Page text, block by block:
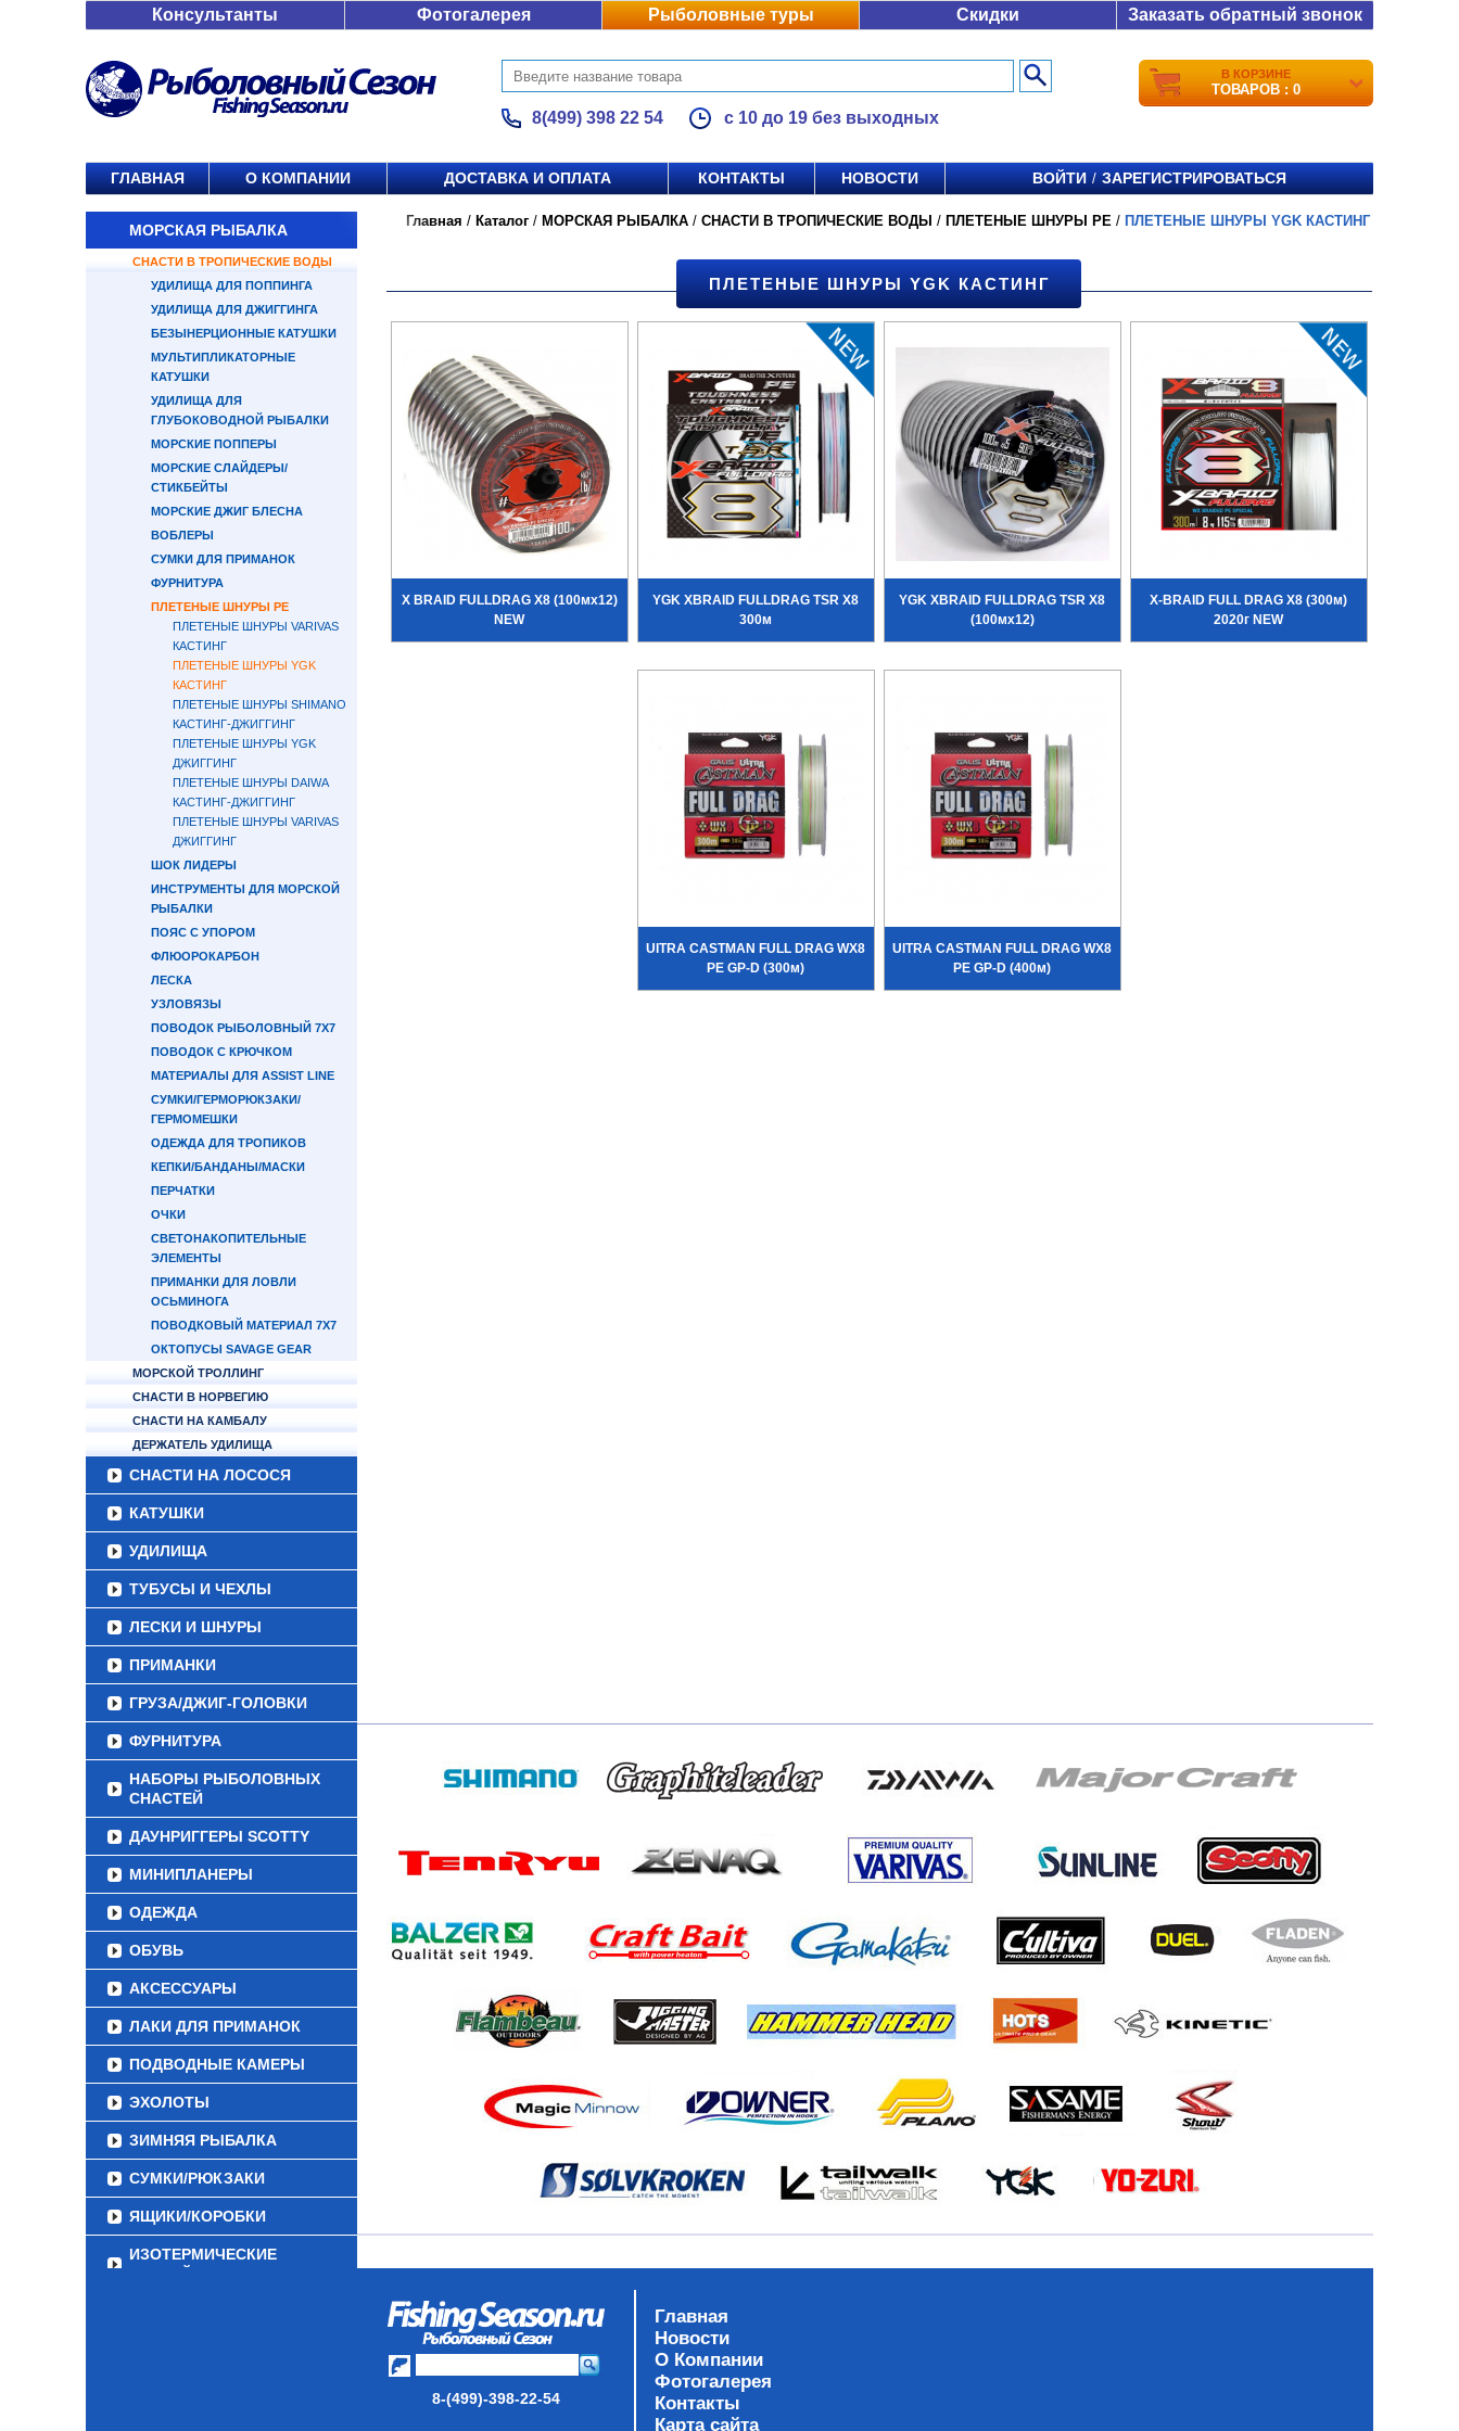
Консультанты Фотогалерея Рыболовные туры Скидки Заказать обратный звонок
8(499) 398 22 54 с 10 до 19 без выходных
В КОРЗИНЕ
ТОВАРОВ : 0
ГЛАВНАЯ О КОМПАНИИ ДОСТАВКА И ОПЛАТА КОНТАКТЫ НОВОСТИ ВОЙТИ / ЗАРЕГИСТРИРОВАТЬСЯ
МОРСКАЯ РЫБАЛКА
СНАСТИ В ТРОПИЧЕСКИЕ ВОДЫ
УДИЛИЩА ДЛЯ ПОППИНГА
УДИЛИЩА ДЛЯ ДЖИГГИНГА
БЕЗЫНЕРЦИОННЫЕ КАТУШКИ
МУЛЬТИПЛИКАТОРНЫЕ
КАТУШКИ
УДИЛИЩА ДЛЯ
ГЛУБОКОВОДНОЙ РЫБАЛКИ
МОРСКИЕ ПОППЕРЫ
МОРСКИЕ СЛАЙДЕРЫ/
СТИКБЕЙТЫ
МОРСКИЕ ДЖИГ БЛЕСНА
ВОБЛЕРЫ
СУМКИ ДЛЯ ПРИМАНОК
ФУРНИТУРА
ПЛЕТЕНЫЕ ШНУРЫ PE
ПЛЕТЕНЫЕ ШНУРЫ VARIVAS
КАСТИНГ
ПЛЕТЕНЫЕ ШНУРЫ YGK
КАСТИНГ
ПЛЕТЕНЫЕ ШНУРЫ SHIMANO
КАСТИНГ-ДЖИГГИНГ
ПЛЕТЕНЫЕ ШНУРЫ YGK
ДЖИГГИНГ
ПЛЕТЕНЫЕ ШНУРЫ DAIWA
КАСТИНГ-ДЖИГГИНГ
ПЛЕТЕНЫЕ ШНУРЫ VARIVAS
ДЖИГГИНГ
ШОК ЛИДЕРЫ
ИНСТРУМЕНТЫ ДЛЯ МОРСКОЙ
РЫБАЛКИ
ПОЯС С УПОРОМ
ФЛЮОРОКАРБОН
ЛЕСКА
УЗЛОВЯЗЫ
ПОВОДОК РЫБОЛОВНЫЙ 7Х7
ПОВОДОК С КРЮЧКОМ
МАТЕРИАЛЫ ДЛЯ ASSIST LINE
СУМКИ/ГЕРМОРЮКЗАКИ/
ГЕРМОМЕШКИ
ОДЕЖДА ДЛЯ ТРОПИКОВ
КЕПКИ/БАНДАНЫ/МАСКИ
ПЕРЧАТКИ
ОЧКИ
СВЕТОНАКОПИТЕЛЬНЫЕ
ЭЛЕМЕНТЫ
ПРИМАНКИ ДЛЯ ЛОВЛИ
ОСЬМИНОГА
ПОВОДКОВЫЙ МАТЕРИАЛ 7Х7
ОКТОПУСЫ SAVAGE GEAR
МОРСКОЙ ТРОЛЛИНГ
СНАСТИ В НОРВЕГИЮ
СНАСТИ НА КАМБАЛУ
ДЕРЖАТЕЛЬ УДИЛИЩА
СНАСТИ НА ЛОСОСЯ
КАТУШКИ
УДИЛИЩА
ТУБУСЫ И ЧЕХЛЫ
ЛЕСКИ И ШНУРЫ
ПРИМАНКИ
ГРУЗА/ДЖИГ-ГОЛОВКИ
ФУРНИТУРА
НАБОРЫ РЫБОЛОВНЫХ
СНАСТЕЙ
ДАУНРИГГЕРЫ SCOTTY
МИНИПЛАНЕРЫ
ОДЕЖДА
ОБУВЬ
АКСЕССУАРЫ
ЛАКИ ДЛЯ ПРИМАНОК
ПОДВОДНЫЕ КАМЕРЫ
ЭХОЛОТЫ
ЗИМНЯЯ РЫБАЛКА
СУМКИ/РЮКЗАКИ
ЯЩИКИ/КОРОБКИ
ИЗОТЕРМИЧЕСКИЕ
Главная / Каталог / МОРСКАЯ РЫБАЛКА / СНАСТИ В ТРОПИЧЕСКИЕ ВОДЫ / ПЛЕТЕНЫЕ ШНУРЫ PE / ПЛЕТЕНЫЕ ШНУРЫ YGK КАСТИНГ
ПЛЕТЕНЫЕ ШНУРЫ YGK КАСТИНГ
X BRAID FULLDRAG X8 (100мx12)
NEW
YGK XBRAID FULLDRAG TSR X8
300м
YGK XBRAID FULLDRAG TSR X8
(100мх12)
X-BRAID FULL DRAG X8 (300м)
2020г NEW
UITRA CASTMAN FULL DRAG WX8
PE GP-D (300м)
UITRA CASTMAN FULL DRAG WX8
PE GP-D (400м)
8-(499)-398-22-54
Главная
Новости
О Компании
Фотогалерея
Контакты
Карта сайта